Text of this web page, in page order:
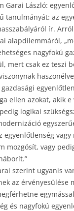
Garai László:
tanulmányát: az
ír.
alapdilemmáról,
nagyfokú
mert csak ez teszi
ellen azokat, akik e
logikai
egyenlőtlenség vagy
mozgósít, vagy
szerint ugyanis
az érvényesülése
és nagyfokú